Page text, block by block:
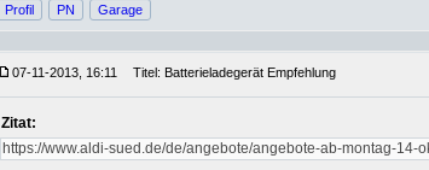
Profil PN Garage
07-11-2013, 16:11 Titel: Batterieladegerät Empfehlung
Zitat:
https://www.aldi-sued.de/de/angebote/angebote-ab-montag-